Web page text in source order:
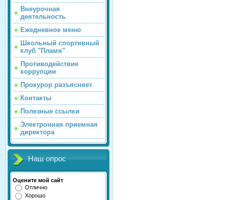
Внеурочная
деятельность
Ежедневное меню
Школьный спортивный
клуб "Пламя"
Противодействие
коррупции
Прокурор разъясняет
Контакты
Полезные ссылки
Электронная приемная
директора
Наш опрос
Оцените мой сайт
Отлично
Хорошо